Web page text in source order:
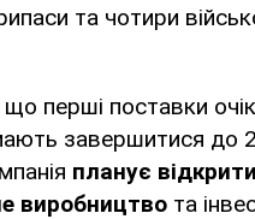
та чотири
що перші поставки
завершитися до
планує
виробництво та